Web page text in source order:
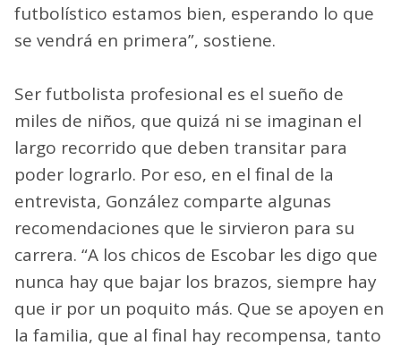
futbolístico estamos bien, esperando lo que
se vendrá en primera”, sostiene.
Ser futbolista profesional es el sueño de
miles de niños, que quizá ni se imaginan el
largo recorrido que deben transitar para
poder lograrlo. Por eso, en el final de la
entrevista, González comparte algunas
recomendaciones que le sirvieron para su
carrera. “A los chicos de Escobar les digo que
nunca hay que bajar los brazos, siempre hay
que ir por un poquito más. Que se apoyen en
la familia, que al final hay recompensa, tanto